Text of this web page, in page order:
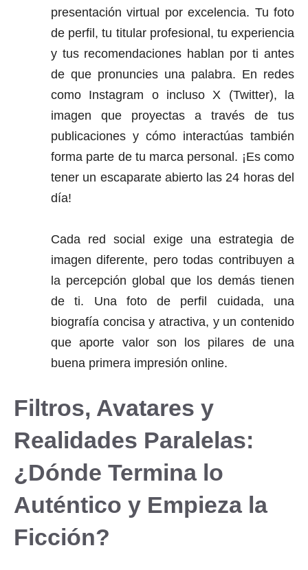
presentación virtual por excelencia. Tu foto
de perfil, tu titular profesional, tu experiencia
y tus recomendaciones hablan por ti antes
de que pronuncies una palabra. En redes
como Instagram o incluso X (Twitter), la
imagen que proyectas a través de tus
publicaciones y cómo interactúas también
forma parte de tu marca personal. ¡Es como
tener un escaparate abierto las 24 horas del
día!
Cada red social exige una estrategia de
imagen diferente, pero todas contribuyen a
la percepción global que los demás tienen
de ti. Una foto de perfil cuidada, una
biografía concisa y atractiva, y un contenido
que aporte valor son los pilares de una
buena primera impresión online.
Filtros, Avatares y
Realidades Paralelas:
¿Dónde Termina lo
Auténtico y Empieza la
Ficción?